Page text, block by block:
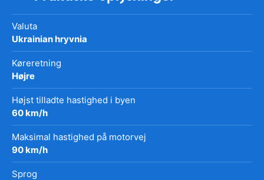
Valuta
Ukrainian hryvnia
Køreretning
Højre
Højst tilladte hastighed i byen
60 km/h
Maksimal hastighed på motorvej
90 km/h
Sprog